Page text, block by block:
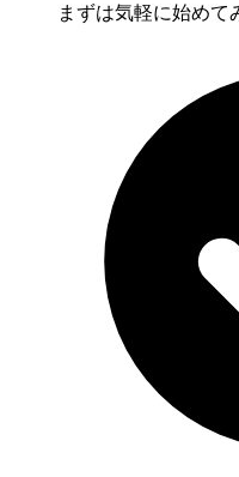
まずは気軽に始めて